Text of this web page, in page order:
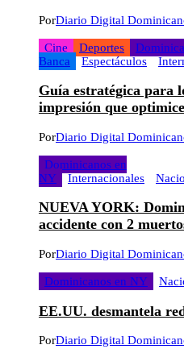
PorDiario Digital
Cine Deportes
Banca
Espectáculos
Guía estratégica para
impresión que
PorDiario Digital
Dominicanos en
NY
Internacionales
NUEVA YORK:
accidente con 2
PorDiario Digital
Dominicanos en NY
EE.UU. desmantela
PorDiario Digital